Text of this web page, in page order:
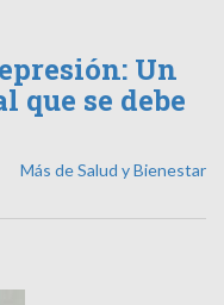
Un
que se debe
Más de Salud y Bienestar